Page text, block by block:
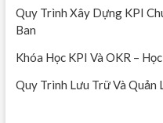
Quy Trình Xây Dựng KPI
Ban
Khóa Học KPI Và OKR –
Quy Trình Lưu Trữ Và Quản